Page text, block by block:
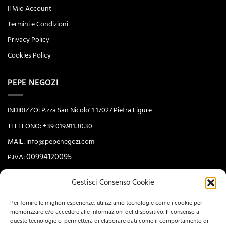
Gestisci Consenso Cookie
Per fornire le migliori esperienze, utilizziamo tecnologie come i cookie per
memorizzare e/o accedere alle informazioni del dispositivo. Il consenso a
queste tecnologie ci permetterà di elaborare dati come il comportamento di
Il Mio Account
Termini e Condizioni
Privacy Policy
Cookies Policy
PEPE NEGOZI
INDIRIZZO: P.zza San Nicolo' 1 17027 Pietra Ligure
TELEFONO: +39 019.911.30.30
MAIL: info@pepenegozi.com
P.IVA:00994120095